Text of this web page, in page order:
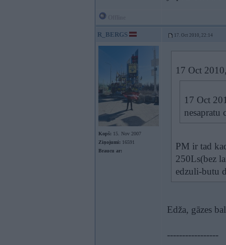
R_BERGS 17. Oct 2010, 22:14
Kopš: 15. Nov 2007
Ziņojumi: 16591
Braucu ar:
17 Oct
17 Oct
nesapratu
PM ir tad
250Ls(bez
edzuli-butu
Edža, gāzes
-----------------